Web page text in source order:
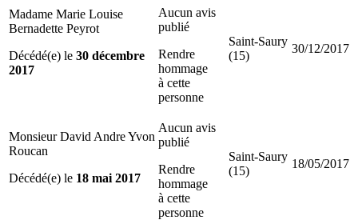
Madame Marie Louise
Bernadette Peyrot
Décédé(e) le 30 décembre
2017
Aucun avis
publié
Rendre
hommage
à cette
personne
Saint-Saury
(15)
30/12/2017
Monsieur David Andre Yvon
Roucan
Décédé(e) le 18 mai 2017
Aucun avis
publié
Rendre
hommage
à cette
personne
Saint-Saury
(15)
18/05/2017